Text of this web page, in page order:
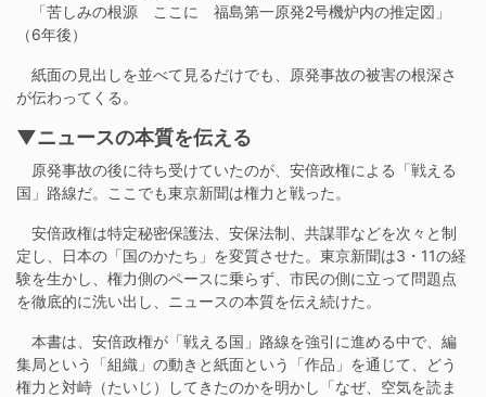
「苦しみの根源 ここに 福島第一原発2号機炉内の推定図」
（6年後）
紙面の見出しを並べて見るだけでも、原発事故の被害の根深さ
が伝わってくる。
▼ニュースの本質を伝える
原発事故の後に待ち受けていたのが、安倍政権による「戦える
国」路線だ。ここでも東京新聞は権力と戦った。
安倍政権は特定秘密保護法、安保法制、共謀罪などを次々と制
定し、日本の「国のかたち」を変質させた。東京新聞は3・11の経
験を生かし、権力側のペースに乗らず、市民の側に立って問題点
を徹底的に洗い出し、ニュースの本質を伝え続けた。
本書は、安倍政権が「戦える国」路線を強引に進める中で、編
集局という「組織」の動きと紙面という「作品」を通じて、どう
権力と対峙（たいじ）してきたのかを明かし「なぜ、空気を読ま